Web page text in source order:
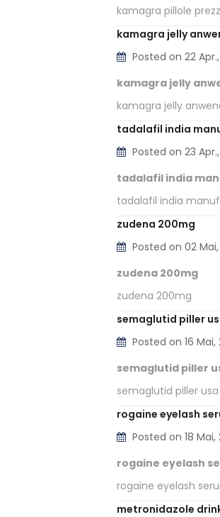
kamagra pillole
kamagra jelly
Posted on 22
kamagra jelly
kamagra jelly
tadalafil india
Posted on 23
tadalafil india
tadalafil india
zudena 200mg
Posted on 02
zudena 200mg
zudena 200mg
semaglutid piller
Posted on 16 Mai,
semaglutid piller
semaglutid piller usa
rogaine eyelash
Posted on 18 Mai,
rogaine eyelash
rogaine eyelash
metronidazole